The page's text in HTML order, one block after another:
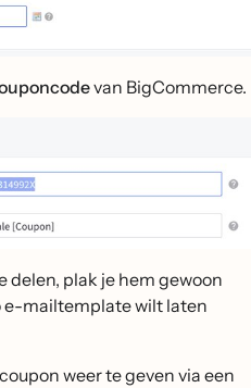
van BigCommerce.
delen, plak je hem gewoon
e-mailtemplate wilt laten
weer te geven via een